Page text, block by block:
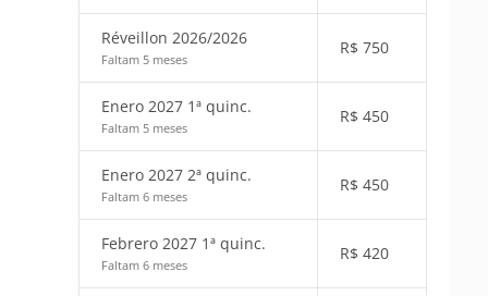
Réveillon 2026/2026
Faltam 5 meses
R$ 750
Enero 2027 1ª quinc.
Faltam 5 meses
R$ 450
Enero 2027 2ª quinc.
Faltam 6 meses
R$ 450
Febrero 2027 1ª quinc.
Faltam 6 meses
R$ 420